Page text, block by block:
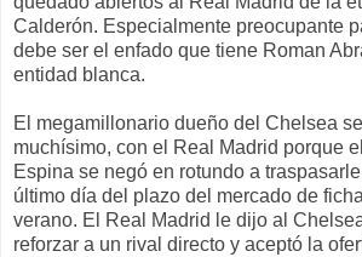
Calderón. Especialmente preocupante
debe ser el enfado que tiene Roman
entidad blanca.
El megamillonario dueño del Chelsea
muchísimo, con el Real Madrid porque
Espina se negó en rotundo a
último día del plazo del mercado de
verano. El Real Madrid le dijo al
reforzar a un rival directo y aceptó la